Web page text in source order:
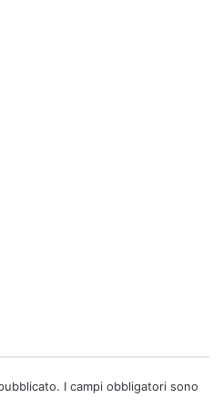
I campi obbligatori sono